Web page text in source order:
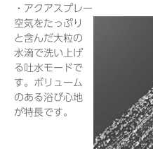
・アクアスプレー
空気をたっぷり
と含んだ大粒の
水滴で洗い上げ
る吐水モードで
す。ボリューム
のある浴び心地
が特長です。